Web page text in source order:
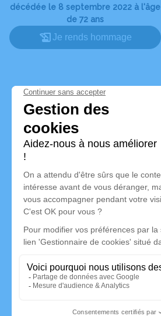
décédée le 8 septembre 2022 à l'âge
de 72 ans
Je rends hommage